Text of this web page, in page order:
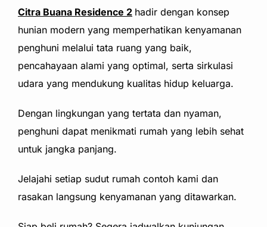
Citra Buana Residence 2 hadir dengan konsep
hunian modern yang memperhatikan kenyamanan
penghuni melalui tata ruang yang baik,
pencahayaan alami yang optimal, serta sirkulasi
udara yang mendukung kualitas hidup keluarga.
Dengan lingkungan yang tertata dan nyaman,
penghuni dapat menikmati rumah yang lebih sehat
untuk jangka panjang.
Jelajahi setiap sudut rumah contoh kami dan
rasakan langsung kenyamanan yang ditawarkan.